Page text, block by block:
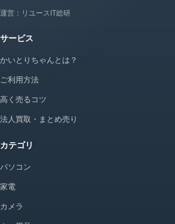
運営：リユースIT総研
サービス
かいとりちゃんとは？
ご利用方法
高く売るコツ
法人買取・まとめ売り
カテゴリ
パソコン
家電
カメラ